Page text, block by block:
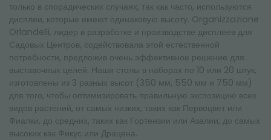
только в спорадических случаях, так как часто, используются
дисплеи, которые имеют одинаковую высоту. Organizzazione
Orlandelli, лидер в разработке и производстве дисплеев для
Садовых Центров, содействовала этой естественной
потребности, предложив очень эффективное решение для
выставочных целей. Наши столы в наборах по 10 или 20 штук,
изготовлены из 3 разных высот (350 мм, 550 мм и 750 мм)
для того, чтобы оптимизировать правильную экспозицию всех
видов растений, от самых низких, таких как Первоцвет или
Фиалки, до средних, таких как Гортензии или Азалии, до самых
высоких как Фикус или Драцена.